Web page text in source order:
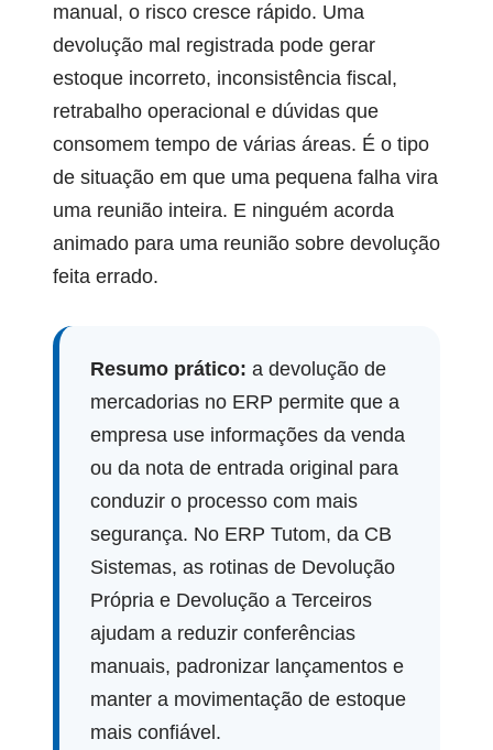
manual, o risco cresce rápido. Uma
devolução mal registrada pode gerar
estoque incorreto, inconsistência fiscal,
retrabalho operacional e dúvidas que
consomem tempo de várias áreas. É o tipo
de situação em que uma pequena falha vira
uma reunião inteira. E ninguém acorda
animado para uma reunião sobre devolução
feita errado.
Resumo prático: a devolução de
mercadorias no ERP permite que a
empresa use informações da venda
ou da nota de entrada original para
conduzir o processo com mais
segurança. No ERP Tutom, da CB
Sistemas, as rotinas de Devolução
Própria e Devolução a Terceiros
ajudam a reduzir conferências
manuais, padronizar lançamentos e
manter a movimentação de estoque
mais confiável.